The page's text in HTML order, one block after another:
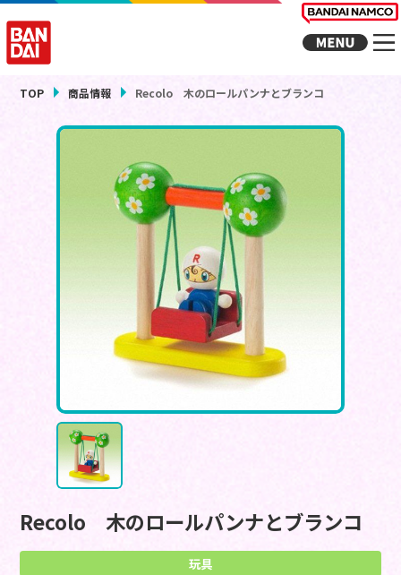
TOP 商品情報 Recolo 木のロールパンナとブランコ
Recolo 木のロールパンナとブランコ
玩具